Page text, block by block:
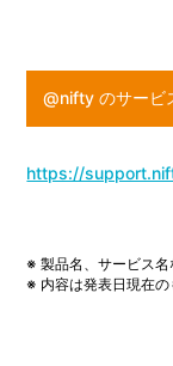
@nifty のサービ
https://
※ 製品名、サービス名
※ 内容は発表日現在の